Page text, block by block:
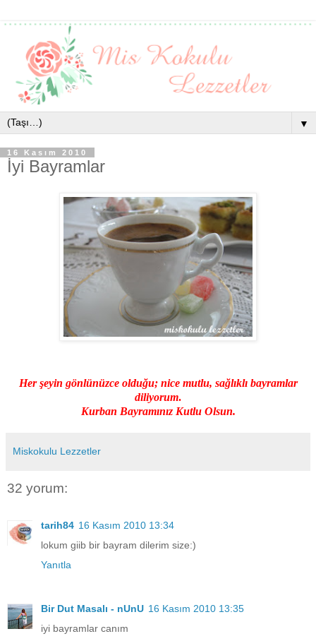
▼
16 Kasım 2010
İyi Bayramlar
Her şeyin gönlünüzce olduğu; nice mutlu, sağlıklı bayramlar
diliyorum.
Kurban Bayramınız Kutlu Olsun.
Miskokulu Lezzetler
32 yorum:
tarih84 16 Kasım 2010 13:34
lokum giib bir bayram dilerim size:)
Yanıtla
Bir Dut Masalı - nUnU 16 Kasım 2010 13:35
iyi bayramlar canım